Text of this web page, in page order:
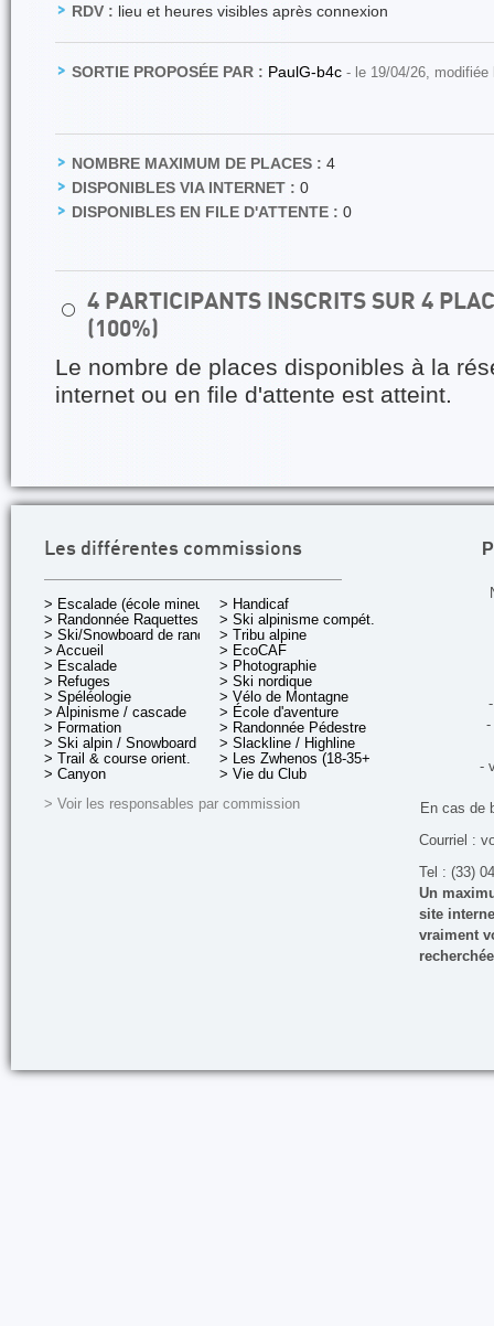
RDV : lieu et heures visibles après connexion
SORTIE PROPOSÉE PAR : PaulG-b4c - le 19/04/26, modifiée
NOMBRE MAXIMUM DE PLACES : 4
DISPONIBLES VIA INTERNET : 0
DISPONIBLES EN FILE D'ATTENTE : 0
⚪
4 PARTICIPANTS INSCRITS SUR 4
(100%)
Le nombre de places disponibles à la
internet ou en file d'attente est atteint.
Les différentes commissions
> Escalade (école mineurs)
> Randonnée Raquettes
> Ski/Snowboard de rando.
> Accueil
> Escalade
> Refuges
> Spéléologie
> Alpinisme / cascade
> Formation
> Ski alpin / Snowboard
> Trail & course orient.
> Canyon
> Handicaf
> Ski alpinisme compét.
> Tribu alpine
> EcoCAF
> Photographie
> Ski nordique
> Vélo de Montagne
> École d'aventure
> Randonnée Pédestre
> Slackline / Highline
> Les Zwhenos (18-35+ ans)
> Vie du Club
> Voir les responsables par commission
-
-
En cas de
Courriel :
Tel : (33)
Un
site
vraiment